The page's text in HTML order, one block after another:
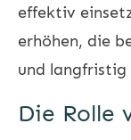
effektiv
erhöhen, die
und langfristig
Die Rolle